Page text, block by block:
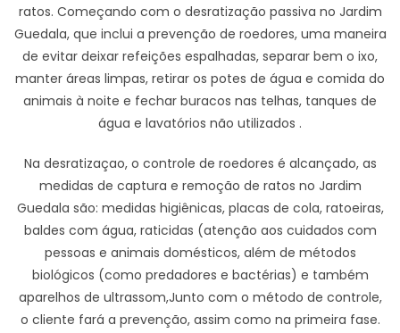
ratos. Começando com o desratização passiva no Jardim
Guedala, que inclui a prevenção de roedores, uma maneira
de evitar deixar refeições espalhadas, separar bem o ixo,
manter áreas limpas, retirar os potes de água e comida do
animais à noite e fechar buracos nas telhas, tanques de
água e lavatórios não utilizados .
Na desratizaçao, o controle de roedores é alcançado, as
medidas de captura e remoção de ratos no Jardim
Guedala são: medidas higiênicas, placas de cola, ratoeiras,
baldes com água, raticidas (atenção aos cuidados com
pessoas e animais domésticos, além de métodos
biológicos (como predadores e bactérias) e também
aparelhos de ultrassom,Junto com o método de controle,
o cliente fará a prevenção, assim como na primeira fase.